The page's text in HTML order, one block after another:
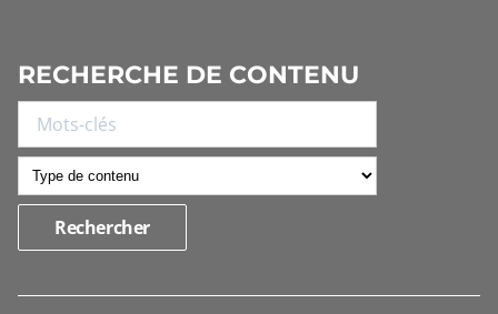
RECHERCHE DE CONTENU